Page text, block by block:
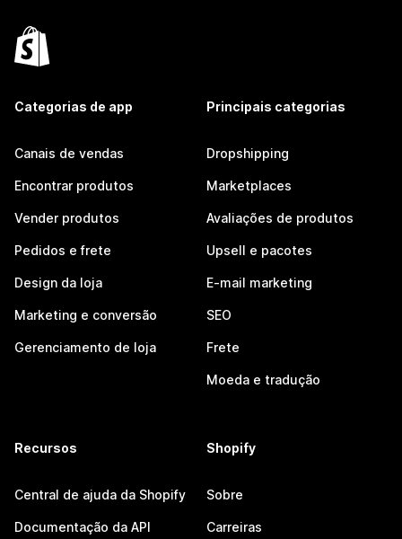
Categorias de app
Canais de vendas
Encontrar produtos
Vender produtos
Pedidos e frete
Design da loja
Marketing e conversão
Gerenciamento de loja
Principais categorias
Dropshipping
Marketplaces
Avaliações de produtos
Upsell e pacotes
E-mail marketing
SEO
Frete
Moeda e tradução
Recursos
Central de ajuda da Shopify
Documentação da API
Shopify
Sobre
Carreiras